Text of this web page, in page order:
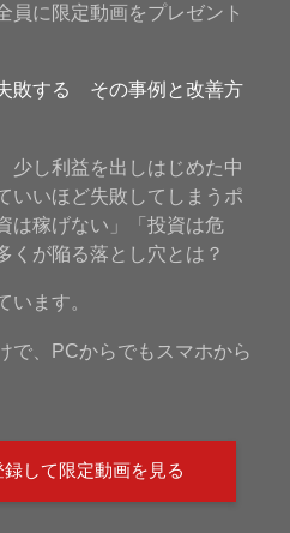
員に限定動画をプレゼント
敗する その事例と改善方
少し利益を出しはじめた中
いいほど失敗してしまうポ
は稼げない」「投資は危
くが陥る落とし穴とは？
います。
で、PCからでもスマホから
して限定動画を見る